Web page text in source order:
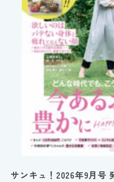
サンキュ！2026年9月号